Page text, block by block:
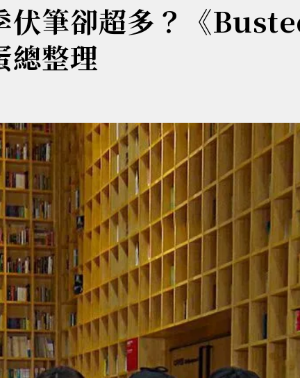
伏筆卻超多？《
總整理